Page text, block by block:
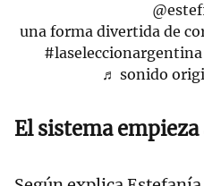
una forma divertida de
#laseleccionargentina
♬ sonido
El sistema